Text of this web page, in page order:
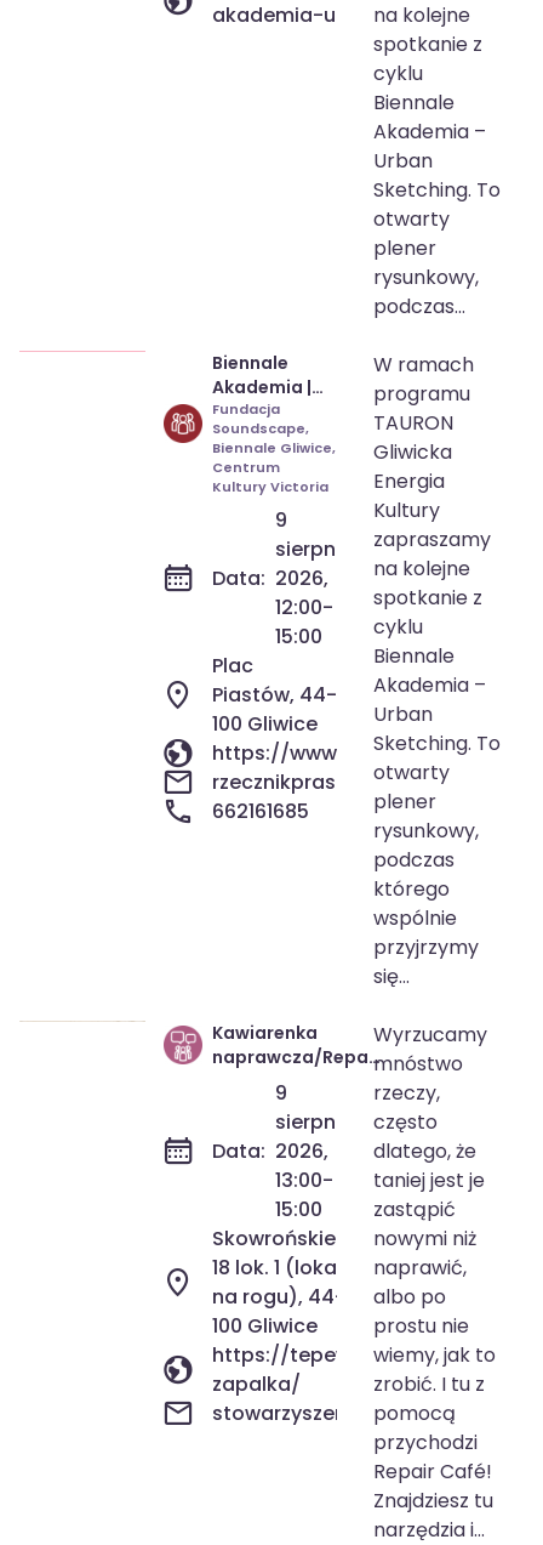
akademia-urban-sketching/
na kolejne
spotkanie z
cyklu
Biennale
Akademia –
Urban
Sketching. To
otwarty
plener
rysunkowy,
podczas...
12:00-15:00
Biennale
Akademia |
Urban
Sketching -
Rysunkowy
Plener Miejski
Fundacja
Soundscape,
Biennale Gliwice,
Centrum
Kultury Victoria
Data:
9
sierpnia
2026,
12:00-
15:00
Plac
Piastów, 44-
100 Gliwice
https://
662161685
W ramach
programu
TAURON
Gliwicka
Energia
Kultury
zapraszamy
na kolejne
spotkanie z
cyklu
Biennale
Akademia –
Urban
Sketching. To
otwarty
plener
rysunkowy,
podczas
którego
wspólnie
przyjrzymy
się...
13:00-15:00
Kawiarenka
naprawcza/Repair
Data:
9
sierpnia
2026,
13:00-
15:00
Skowrońskiego
18 lok. 1 (lokal
na rogu), 44-
100 Gliwice
https://tepewu.pl/cafe-
zapalka/
stowarzyszenie@tepewu.pl
Wyrzucamy
mnóstwo
rzeczy,
często
dlatego, że
taniej jest je
zastąpić
nowymi niż
naprawić,
albo po
prostu nie
wiemy, jak to
zrobić. I tu z
pomocą
przychodzi
Repair Café!
Znajdziesz tu
narzędzia i...